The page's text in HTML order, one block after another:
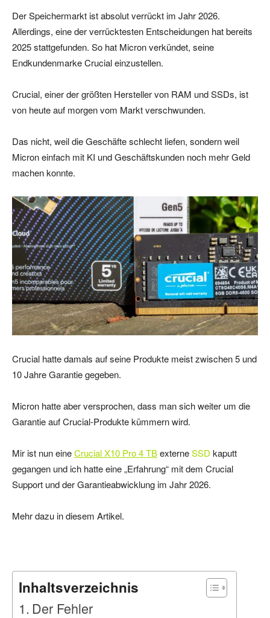
Der Speichermarkt ist absolut verrückt im Jahr 2026.
Allerdings, eine der verrücktesten Entscheidungen hat bereits
2025 stattgefunden. So hat Micron verkündet, seine
Endkundenmarke Crucial einzustellen.
Crucial, einer der größten Hersteller von RAM und SSDs, ist
von heute auf morgen vom Markt verschwunden.
Das nicht, weil die Geschäfte schlecht liefen, sondern weil
Micron einfach mit KI und Geschäftskunden noch mehr Geld
machen konnte.
Crucial hatte damals auf seine Produkte meist zwischen 5 und
10 Jahre Garantie gegeben.
Micron hatte aber versprochen, dass man sich weiter um die
Garantie auf Crucial-Produkte kümmern wird.
Mir ist nun eineCrucial X10 Pro 4 TBexterneSSD kaputt
gegangen und ich hatte eine „Erfahrung“ mit dem Crucial
Support und der Garantieabwicklung im Jahr 2026.
Mehr dazu in diesem Artikel.
Inhaltsverzeichnis
Der Fehler